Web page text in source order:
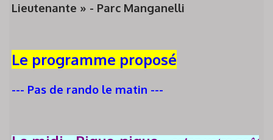
Lieutenante » - Parc Manganelli
Le programme proposé
--- Pas de rando le matin ---